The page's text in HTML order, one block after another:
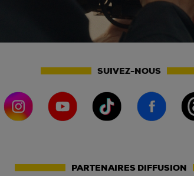
SUIVEZ-NOUS
PARTENAIRES DIFFUSION